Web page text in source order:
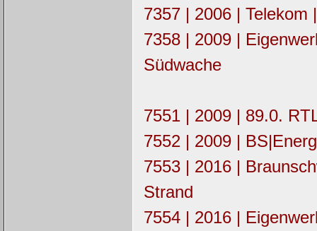
7357 | 2006 |
7358 | 2009 |
Südwache
7551 | 2009 | 89.0.
7552 | 2009 |
7553 | 2016 |
Strand
7554 | 2016 |